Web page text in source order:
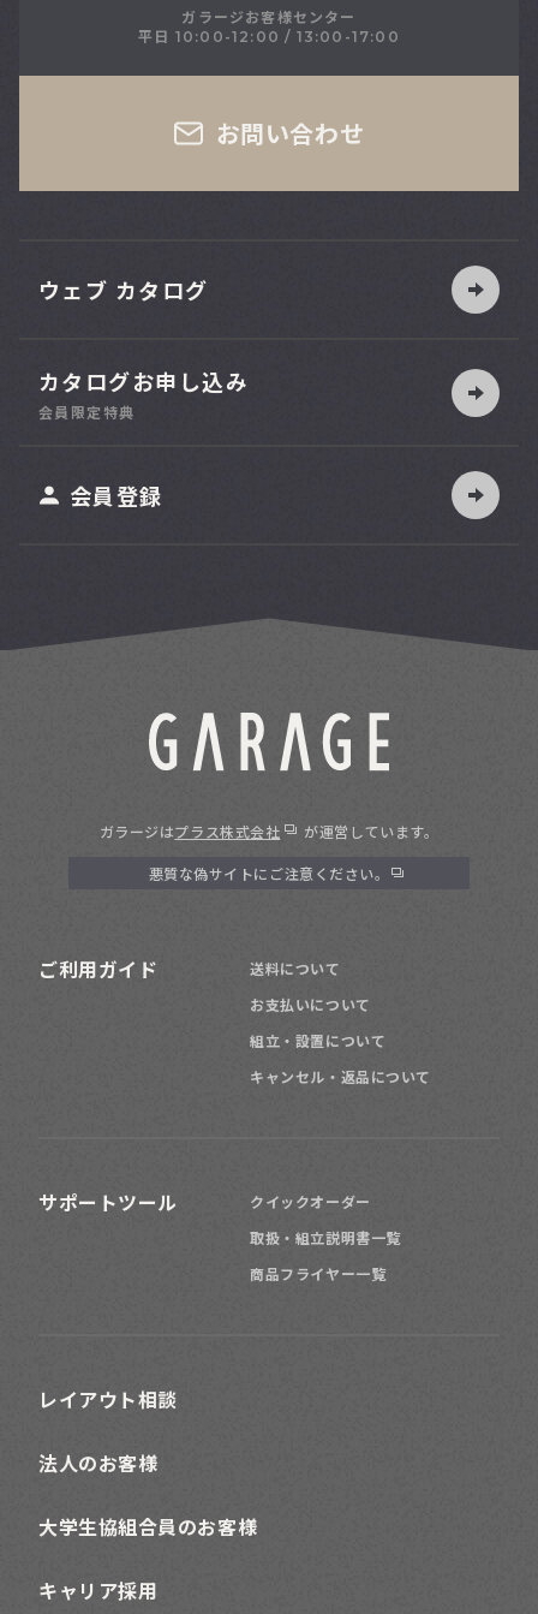
ガラージお客様センター
平日 10:00-12:00 / 13:00-17:00
お問い合わせ
ウェブ カタログ
カタログお申し込み
会員限定特典
会員登録
ガラージはプラス株式会社 が運営しています。
悪質な偽サイトにご注意ください。
ご利用ガイド
送料について
お支払いについて
組立・設置について
キャンセル・返品について
サポートツール
クイックオーダー
取扱・組立説明書一覧
商品フライヤー一覧
レイアウト相談
法人のお客様
大学生協組合員のお客様
キャリア採用